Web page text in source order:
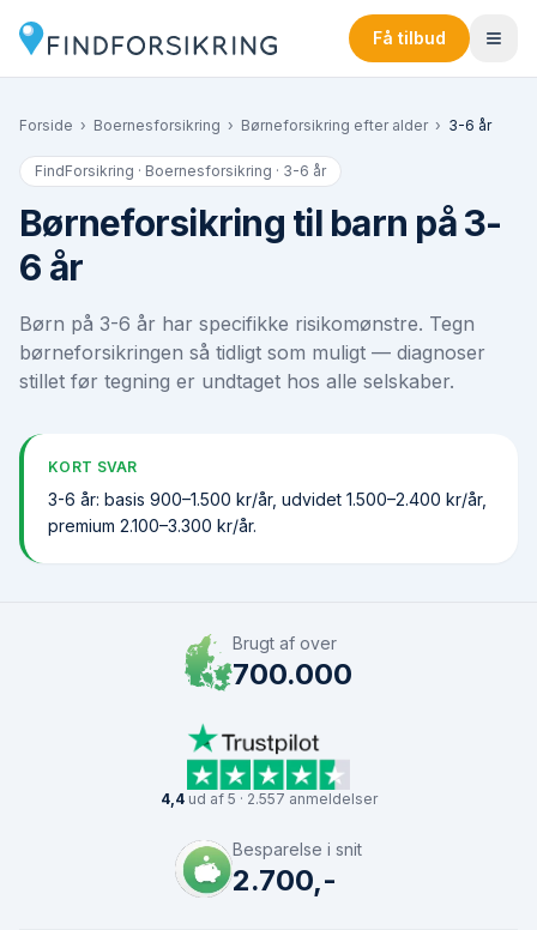
Få tilbud
Forside › Boernesforsikring › Børneforsikring efter alder › 3-6 år
FindForsikring · Boernesforsikring · 3-6 år
Børneforsikring til barn på 3-
6 år
Børn på 3-6 år har specifikke risikomønstre. Tegn
børneforsikringen så tidligt som muligt — diagnoser
stillet før tegning er undtaget hos alle selskaber.
KORT SVAR
3-6 år: basis 900–1.500 kr/år, udvidet 1.500–2.400 kr/år,
premium 2.100–3.300 kr/år.
Brugt af over
700.000
4,4ud af 5 · 2.557 anmeldelser
Besparelse i snit
2.700,-